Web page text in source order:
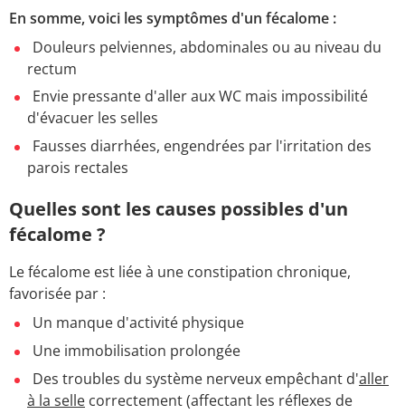
En somme, voici les symptômes d'un fécalome :
Douleurs pelviennes, abdominales ou au niveau du
rectum
Envie pressante d'aller aux WC mais impossibilité
d'évacuer les selles
Fausses diarrhées, engendrées par l'irritation des
parois rectales
Quelles sont les causes possibles d'un
fécalome ?
Le fécalome est liée à une constipation chronique,
favorisée par :
Un manque d'activité physique
Une immobilisation prolongée
Des troubles du système nerveux empêchant d'aller
à la selle correctement (affectant les réflexes de